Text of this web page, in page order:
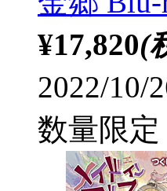
¥17,820(
2022/10/
数量限定